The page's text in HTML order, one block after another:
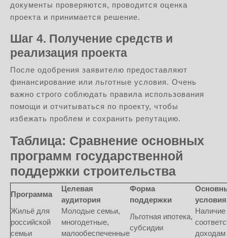
документы проверяются, проводится оценка
проекта и принимается решение.
Шаг 4. Получение средств и
реализация проекта
После одобрения заявителю предоставляют
финансирование или льготные условия. Очень
важно строго соблюдать правила использования
помощи и отчитываться по проекту, чтобы
избежать проблем и сохранить репутацию.
Таблица: Сравнение основных
программ государственной
поддержки строительства
Программа
Целевая
аудитория
Форма
поддержки
условия
Жильё для
российской
семьи
Молодые семьи,
многодетные,
малообеспеченные
Льготная ипотека,
субсидии
Наличие
доходам